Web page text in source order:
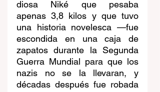
diosa Niké que pesaba
apenas 3,8 kilos y que tuvo
una historia novelesca —fue
escondida en una caja de
zapatos durante la Segunda
Guerra Mundial para que los
nazis no se la llevaran, y
décadas después fue robada